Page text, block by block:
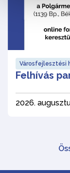
Városfejlesztési
Felhívás
2026.